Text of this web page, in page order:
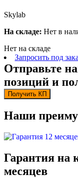
Skylab
На складе: Нет в
Нет на складе
Запросить под
Отправьте
позиций и
Получить КП
Наши
Гарантия на
месяцев